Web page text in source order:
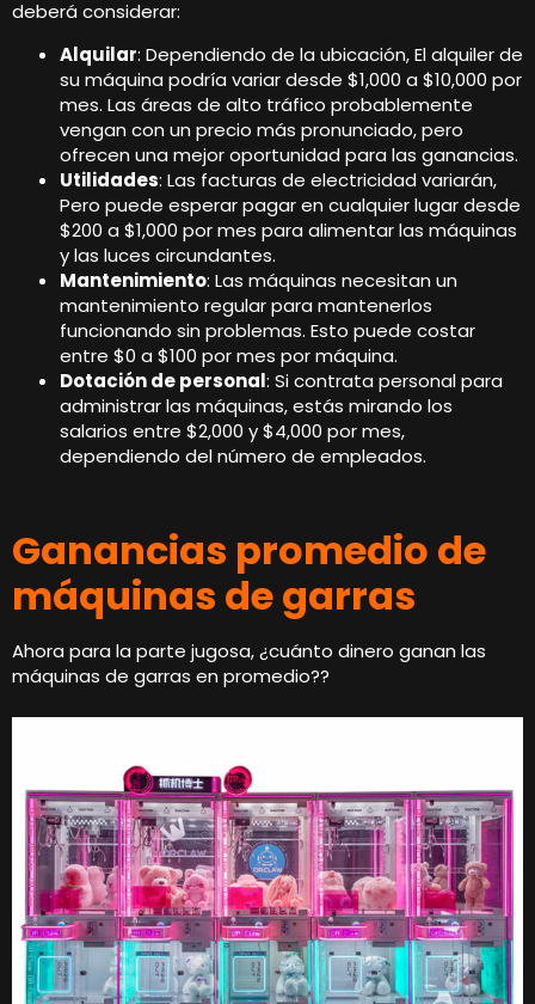
deberá considerar:
Alquilar: Dependiendo de la ubicación, El alquiler de
su máquina podría variar desde $1,000 a $10,000 por
mes. Las áreas de alto tráfico probablemente
vengan con un precio más pronunciado, pero
ofrecen una mejor oportunidad para las ganancias.
Utilidades: Las facturas de electricidad variarán,
Pero puede esperar pagar en cualquier lugar desde
$200 a $1,000 por mes para alimentar las máquinas
y las luces circundantes.
Mantenimiento: Las máquinas necesitan un
mantenimiento regular para mantenerlos
funcionando sin problemas. Esto puede costar
entre $0 a $100 por mes por máquina.
Dotación de personal: Si contrata personal para
administrar las máquinas, estás mirando los
salarios entre $2,000 y $4,000 por mes,
dependiendo del número de empleados.
Ganancias promedio de
máquinas de garras
Ahora para la parte jugosa, ¿cuánto dinero ganan las
máquinas de garras en promedio??